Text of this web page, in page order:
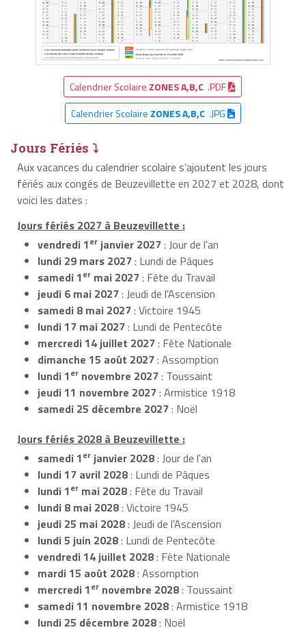
Calendrier Scolaire ZONES A,B,C .PDF
Calendrier Scolaire ZONES A,B,C.JPG
Jours Fériés ⤵
Aux vacances du calendrier scolaire s’ajoutent les jours
fériés aux congés de Beuzevillette en 2027 et 2028, dont
voici les dates :
Jours fériés 2027 à Beuzevillette :
vendredi 1er janvier 2027: Jour de l'an
lundi 29 mars 2027: Lundi de Pâques
samedi 1er mai 2027: Fête du Travail
jeudi 6 mai 2027: Jeudi de l'Ascension
samedi 8 mai 2027: Victoire 1945
lundi 17 mai 2027: Lundi de Pentecôte
mercredi 14 juillet 2027: Fête Nationale
dimanche 15 août 2027: Assomption
lundi 1er novembre 2027: Toussaint
jeudi 11 novembre 2027: Armistice 1918
samedi 25 décembre 2027: Noël
Jours fériés 2028 à Beuzevillette :
samedi 1er janvier 2028: Jour de l'an
lundi 17 avril 2028: Lundi de Pâques
lundi 1er mai 2028: Fête du Travail
lundi 8 mai 2028: Victoire 1945
jeudi 25 mai 2028: Jeudi de l'Ascension
lundi 5 juin 2028: Lundi de Pentecôte
vendredi 14 juillet 2028: Fête Nationale
mardi 15 août 2028: Assomption
mercredi 1er novembre 2028: Toussaint
samedi 11 novembre 2028: Armistice 1918
lundi 25 décembre 2028: Noël